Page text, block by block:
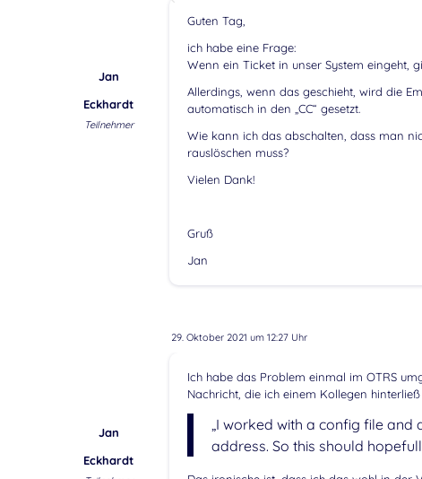
Jan
Eckhardt
Teilnehmer
Guten Tag,
ich habe eine Frage:
Wenn ein Ticket in unser System eingeht,
Allerdings, wenn das geschieht, wird die
automatisch in den „CC“ gesetzt.
Wie kann ich das abschalten, dass man
rauslöschen muss?
Vielen Dank!
Gruß
Jan
29. Oktober 2021 um 12:27 Uhr
Jan
Eckhardt
Ich habe das Problem einmal im OTRS
Nachricht, die ich einem Kollegen
„I worked with a config file
address. So this should